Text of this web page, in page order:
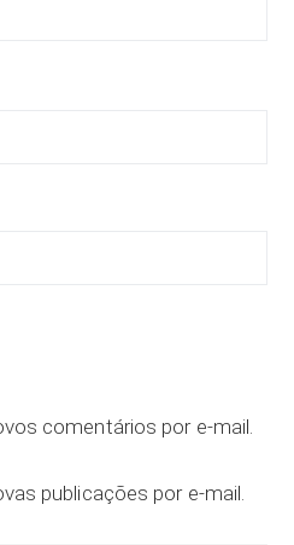
comentários por e-mail.
publicações por e-mail.